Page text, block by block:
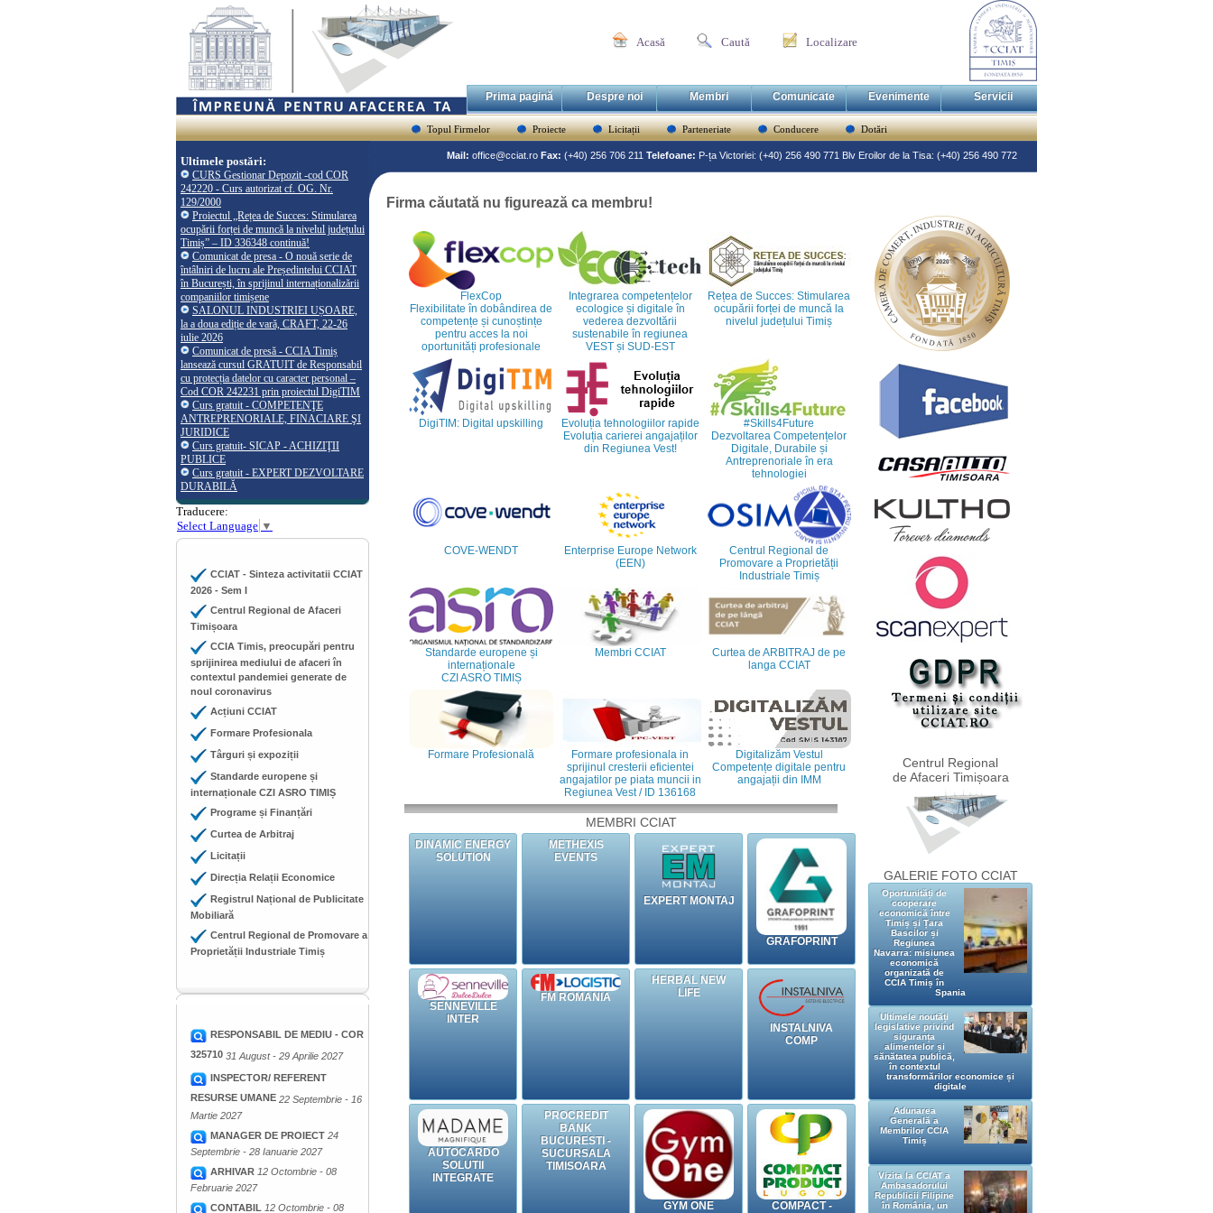
Acasă Caută Localizare
Prima pagină Despre noi Membri Comunicate Evenimente Servicii
Topul Firmelor Proiecte Licitații Parteneriate Conducere Dotări
Ultimele postări:
CURS Gestionar Depozit -cod COR
242220 - Curs autorizat cf. OG. Nr.
129/2000
Proiectul „Rețea de Succes: Stimularea
ocupării forței de muncă la nivelul județului
Timiș” – ID 336348 continuă!
Comunicat de presa - O nouă serie de
întâlniri de lucru ale Președintelui CCIAT
în București, în sprijinul internaționalizării
companiilor timișene
SALONUL INDUSTRIEI UȘOARE,
la a doua ediție de vară, CRAFT, 22-26
iulie 2026
Comunicat de presă - CCIA Timiș
lansează cursul GRATUIT de Responsabil
cu protecția datelor cu caracter personal –
Cod COR 242231 prin proiectul DigiTIM
Curs gratuit - COMPETENŢE
ANTREPRENORIALE, FINACIARE ŞI
JURIDICE
Curs gratuit- SICAP - ACHIZIŢII
PUBLICE
Curs gratuit - EXPERT DEZVOLTARE
DURABILĂ
Traducere:
Select Language ▼
CCIAT - Sinteza activitatii CCIAT
2026 - Sem I
Centrul Regional de Afaceri
Timișoara
CCIA Timis, preocupări pentru
sprijinirea mediului de afaceri în
contextul pandemiei generate de
noul coronavirus
Acțiuni CCIAT
Formare Profesionala
Târguri și expoziții
Standarde europene și
internaționale CZI ASRO TIMIȘ
Programe și Finanțări
Curtea de Arbitraj
Licitații
Direcția Relații Economice
Registrul Național de Publicitate
Mobiliară
Centrul Regional de Promovare a
Proprietății Industriale Timiș
RESPONSABIL DE MEDIU - COR
325710 31 August - 29 Aprilie 2027
INSPECTOR/ REFERENT
RESURSE UMANE 22 Septembrie - 16
Martie 2027
MANAGER DE PROIECT 24
Septembrie - 28 Ianuarie 2027
ARHIVAR 12 Octombrie - 08
Februarie 2027
CONTABIL 12 Octombrie - 08
Mail: office@cciat.ro Fax: (+40) 256 706 211 Telefoane: P-ța Victoriei: (+40) 256 490 771 Blv Eroilor de la Tisa: (+40) 256 490 772
Firma căutată nu figurează ca membru!
FlexCop
Flexibilitate în dobândirea de
competențe și cunoștințe
pentru acces la noi
oportunități profesionale
Integrarea competențelor
ecologice și digitale în
vederea dezvoltării
sustenabile în regiunea
VEST și SUD-EST
Rețea de Succes: Stimularea
ocupării forței de muncă la
nivelul județului Timiș
DigiTIM: Digital upskilling
Evoluția tehnologiilor rapide
Evoluția carierei angajaților
din Regiunea Vest!
#Skills4Future
Dezvoltarea Competențelor
Digitale, Durabile și
Antreprenoriale în era
tehnologiei
COVE-WENDT
Enterprise Europe Network
(EEN)
Centrul Regional de
Promovare a Proprietății
Industriale Timiș
Standarde europene și
internaționale
CZI ASRO TIMIȘ
Membri CCIAT
Curtea de ARBITRAJ de pe
langa CCIAT
Formare Profesională
Formare profesionala in
sprijinul cresterii eficientei
angajatilor pe piata muncii in
Regiunea Vest / ID 136168
Digitalizăm Vestul
Competențe digitale pentru
angajații din IMM
MEMBRI CCIAT
DINAMIC ENERGY
SOLUTION
METHEXIS
EVENTS
EXPERT MONTAJ
GRAFOPRINT
SENNEVILLE
INTER
FM ROMANIA
HERBAL NEW
LIFE
INSTALNIVA
COMP
AUTOCARDO
SOLUTII
INTEGRATE
PROCREDIT
BANK
BUCURESTI -
SUCURSALA
TIMISOARA
GYM ONE
COMPACT -
Centrul Regional
de Afaceri Timișoara
GALERIE FOTO CCIAT
Oportunități de
cooperare
economică între
Timiș și Țara
Bascilor și
Regiunea
Navarra: misiunea
economică
organizată de
CCIA Timiș în
Spania
Ultimele noutăți
legislative privind
siguranța
alimentelor și
sănătatea publică,
în contextul
transformărilor economice și
digitale
Adunarea
Generală a
Membrilor CCIA
Timiș
Vizita la CCIAT a
Ambasadorului
Republicii Filipine
în România, un